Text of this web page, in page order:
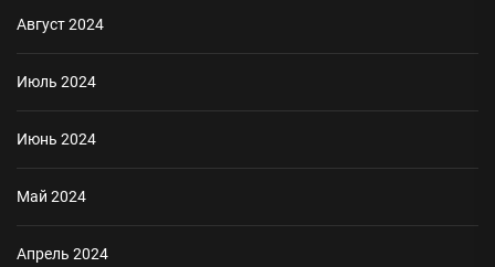
Август 2024
Июль 2024
Июнь 2024
Май 2024
Апрель 2024